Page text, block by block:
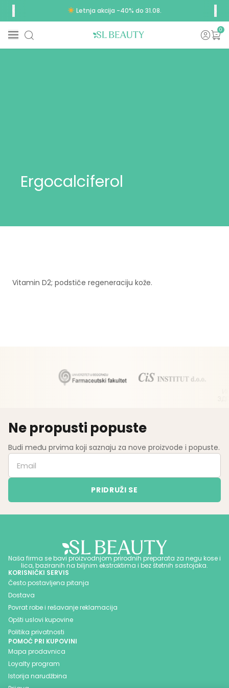
Letnja akcija -40% do 31.08.
0
Ergocalciferol
Vitamin D2; podstiče regeneraciju kože.
Ne propusti popuste
Budi među prvima koji saznaju za nove proizvode i popuste.
Naša firma se bavi proizvodnjom prirodnih preparata za negu kose i
lica, baziranih na biljnim ekstraktima i bez štetnih sastojaka.
KORISNIČKI SERVIS
Često postavljena pitanja
Dostava
Povrat robe i rešavanje reklamacija
Opšti uslovi kupovine
Politika privatnosti
POMOĆ PRI KUPOVINI
Mapa prodavnica
Loyalty program
Istorija narudžbina